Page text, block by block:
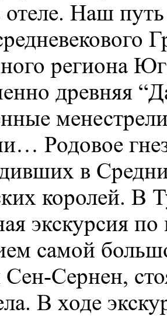
отеле. Наш
региона
древняя
Родовое
в
королей. В
экскурсия
самой
Сен-Сернен,
В ходе